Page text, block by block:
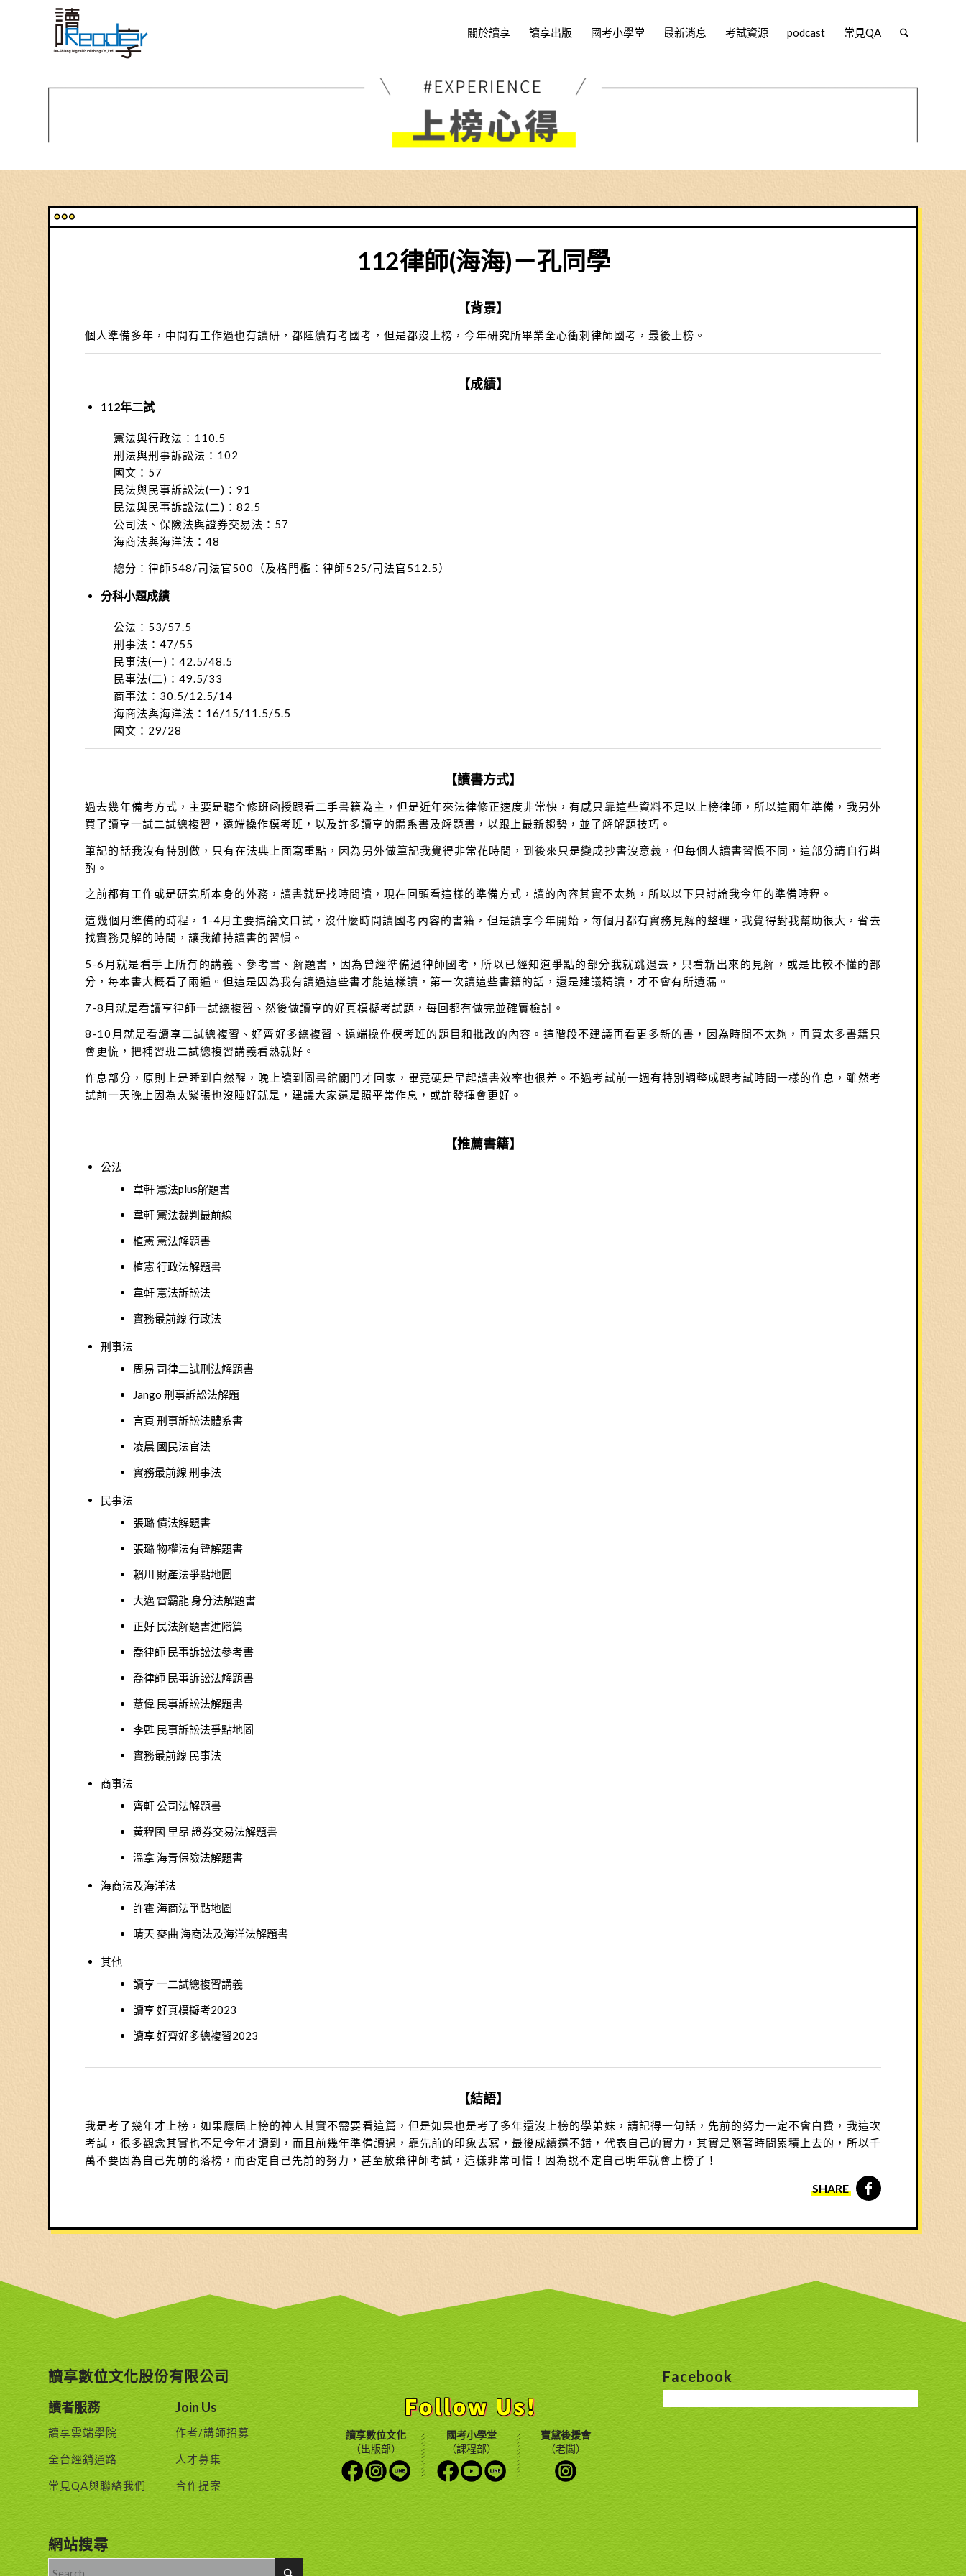
關於讀享 讀享出版 國考小學堂 最新消息 考試資源 podcast 常見QA
112律師(海海)－孔同學
【背景】
個人準備多年，中間有工作過也有讀研，都陸續有考國考，但是都沒上榜，今年研究所畢業全心衝刺律師國考，最後上榜。
【成績】
112年二試
憲法與行政法：110.5
刑法與刑事訴訟法：102
國文：57
民法與民事訴訟法(一)：91
民法與民事訴訟法(二)：82.5
公司法、保險法與證券交易法：57
海商法與海洋法：48
總分：律師548/司法官500（及格門檻：律師525/司法官512.5）
分科小題成績
公法：53/57.5
刑事法：47/55
民事法(一)：42.5/48.5
民事法(二)：49.5/33
商事法：30.5/12.5/14
海商法與海洋法：16/15/11.5/5.5
國文：29/28
【讀書方式】
過去幾年備考方式，主要是聽全修班函授跟看二手書籍為主，但是近年來法律修正速度非常快，有感只靠這些資料不足以上榜律師，所以這兩年準備，我另外
買了讀享一試二試總複習，遠端操作模考班，以及許多讀享的體系書及解題書，以跟上最新趨勢，並了解解題技巧。
筆記的話我沒有特別做，只有在法典上面寫重點，因為另外做筆記我覺得非常花時間，到後來只是變成抄書沒意義，但每個人讀書習慣不同，這部分請自行斟
酌。
之前都有工作或是研究所本身的外務，讀書就是找時間讀，現在回頭看這樣的準備方式，讀的內容其實不太夠，所以以下只討論我今年的準備時程。
這幾個月準備的時程，1-4月主要搞論文口試，沒什麼時間讀國考內容的書籍，但是讀享今年開始，每個月都有實務見解的整理，我覺得對我幫助很大，省去
找實務見解的時間，讓我維持讀書的習慣。
5-6月就是看手上所有的講義、參考書、解題書，因為曾經準備過律師國考，所以已經知道爭點的部分我就跳過去，只看新出來的見解，或是比較不懂的部
分，每本書大概看了兩遍。但這是因為我有讀過這些書才能這樣讀，第一次讀這些書籍的話，還是建議精讀，才不會有所遺漏。
7-8月就是看讀享律師一試總複習、然後做讀享的好真模擬考試題，每回都有做完並確實檢討。
8-10月就是看讀享二試總複習、好齊好多總複習、遠端操作模考班的題目和批改的內容。這階段不建議再看更多新的書，因為時間不太夠，再買太多書籍只
會更慌，把補習班二試總複習講義看熟就好。
作息部分，原則上是睡到自然醒，晚上讀到圖書館關門才回家，畢竟硬是早起讀書效率也很差。不過考試前一週有特別調整成跟考試時間一樣的作息，雖然考
試前一天晚上因為太緊張也沒睡好就是，建議大家還是照平常作息，或許發揮會更好。
【推薦書籍】
公法
韋軒 憲法plus解題書
韋軒 憲法裁判最前線
植憲 憲法解題書
植憲 行政法解題書
韋軒 憲法訴訟法
實務最前線 行政法
刑事法
周易 司律二試刑法解題書
Jango 刑事訴訟法解題
言頁 刑事訴訟法體系書
凌晨 國民法官法
實務最前線 刑事法
民事法
張璐 債法解題書
張璐 物權法有聲解題書
賴川 財產法爭點地圖
大邁 雷霸龍 身分法解題書
正好 民法解題書進階篇
喬律師 民事訴訟法參考書
喬律師 民事訴訟法解題書
薏偉 民事訴訟法解題書
李甦 民事訴訟法爭點地圖
實務最前線 民事法
商事法
齊軒 公司法解題書
黃程國 里昂 證券交易法解題書
溫拿 海青保險法解題書
海商法及海洋法
許霍 海商法爭點地圖
晴天 麥曲 海商法及海洋法解題書
其他
讀享 一二試總複習講義
讀享 好真模擬考2023
讀享 好齊好多總複習2023
【結語】
我是考了幾年才上榜，如果應屆上榜的神人其實不需要看這篇，但是如果也是考了多年還沒上榜的學弟妹，請記得一句話，先前的努力一定不會白費，我這次
考試，很多觀念其實也不是今年才讀到，而且前幾年準備讀過，靠先前的印象去寫，最後成績還不錯，代表自己的實力，其實是隨著時間累積上去的，所以千
萬不要因為自己先前的落榜，而否定自己先前的努力，甚至放棄律師考試，這樣非常可惜！因為說不定自己明年就會上榜了！
SHARE
讀享數位文化股份有限公司
讀者服務
讀享雲端學院
全台經銷通路
常見QA與聯絡我們
Join Us
作者/講師招募
人才募集
合作提案
網站搜尋
讀享數位文化
（出版部）
國考小學堂
（課程部）
寶黛後援會
（老闆）
Facebook